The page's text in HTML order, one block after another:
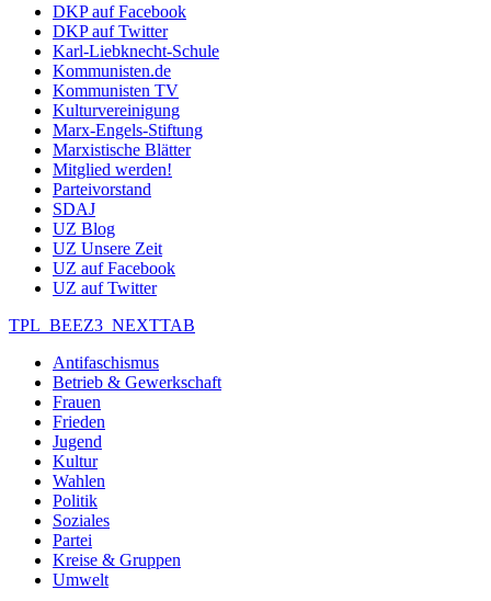
DKP auf Facebook
DKP auf Twitter
Karl-Liebknecht-Schule
Kommunisten.de
Kommunisten TV
Kulturvereinigung
Marx-Engels-Stiftung
Marxistische Blätter
Mitglied werden!
Parteivorstand
SDAJ
UZ Blog
UZ Unsere Zeit
UZ auf Facebook
UZ auf Twitter
TPL_BEEZ3_NEXTTAB
Antifaschismus
Betrieb & Gewerkschaft
Frauen
Frieden
Jugend
Kultur
Wahlen
Politik
Soziales
Partei
Kreise & Gruppen
Umwelt